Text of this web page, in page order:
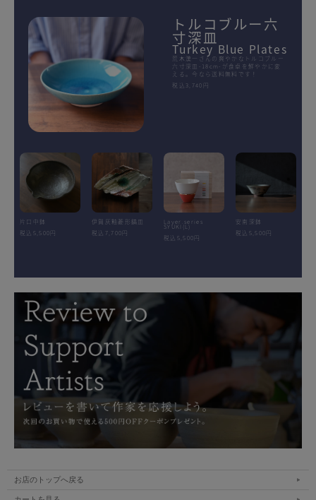
トルコブルー六
寸深皿
Turkey Blue Plates
荒木漢一さんの爽やかなトルコブルー
六寸深皿-18cm-が食卓を鮮やかに変
える。今なら送料無料です！
税込3,740円
片口中鉢
税込5,500円
伊賀灰釉菱形鎬皿
税込7,700円
Layer.series
SYUKI(L)
税込5,500円
安南深鉢
税込5,500円
お店のトップへ戻る